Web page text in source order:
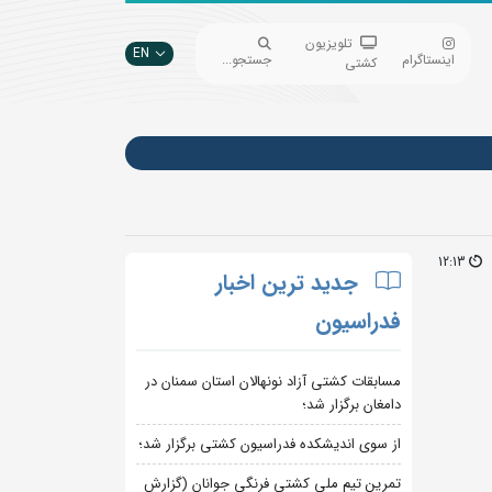
اینستاگرام
تلویزیون
کشتی
جستجو... EN
12:13
جدید ترین اخبار
فدراسیون
مسابقات کشتی آزاد نونهالان استان سمنان در
دامغان برگزار شد؛
از سوی اندیشکده فدراسیون کشتی برگزار شد؛
تمرین تیم ملی کشتی فرنگی جوانان (گزارش